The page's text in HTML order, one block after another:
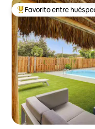
De los mejores en
Favorito entre